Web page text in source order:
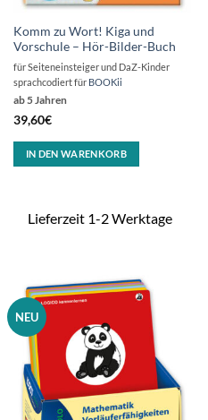
Komm zu Wort! Kiga und
Vorschule – Hör-Bilder-Buch
ab 5 Jahren
39,60€
für Seiteneinsteiger und DaZ-Kinder
sprachcodiert für BOOKii
IN DEN WARENKORB
Lieferzeit 1-2 Werktage
NEU